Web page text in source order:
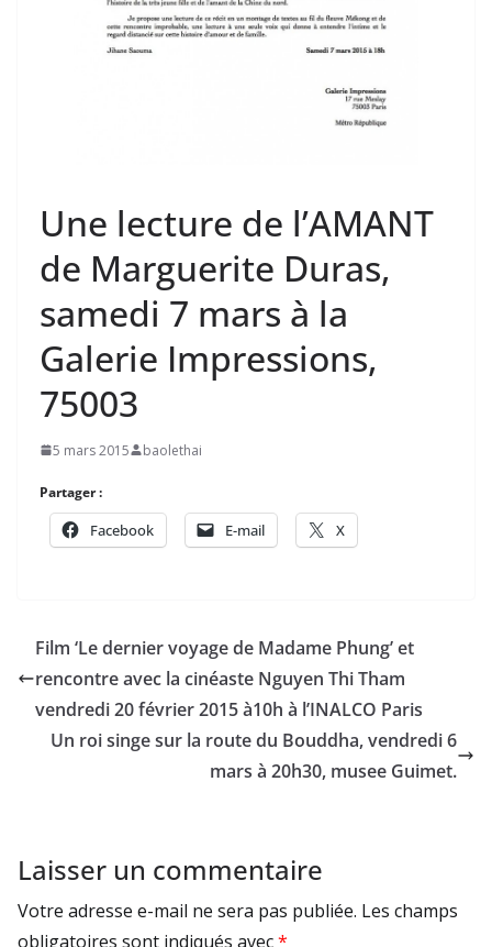
Une lecture de l’AMANT
de Marguerite Duras,
samedi 7 mars à la
Galerie Impressions,
75003
5 mars 2015 baolethai
Partager :
Facebook E-mail X
Film ‘Le dernier voyage de Madame Phung’ et
rencontre avec la cinéaste Nguyen Thi Tham
vendredi 20 février 2015 à10h à l’INALCO Paris
Un roi singe sur la route du Bouddha, vendredi 6
mars à 20h30, musee Guimet.
Laisser un commentaire
Votre adresse e-mail ne sera pas publiée. Les champs
obligatoires sont indiqués avec*